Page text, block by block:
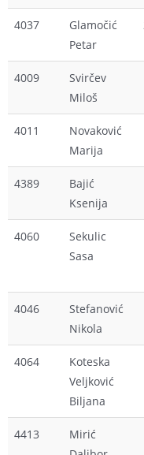
4037
Glamočić
Petar
4009
Svirčev
Miloš
4011
Novaković
Marija
4389
Bajić
Ksenija
4060
Sekulic
Sasa
4046
Stefanović
Nikola
4064
Koteska
Veljković
Biljana
4413
Mirić